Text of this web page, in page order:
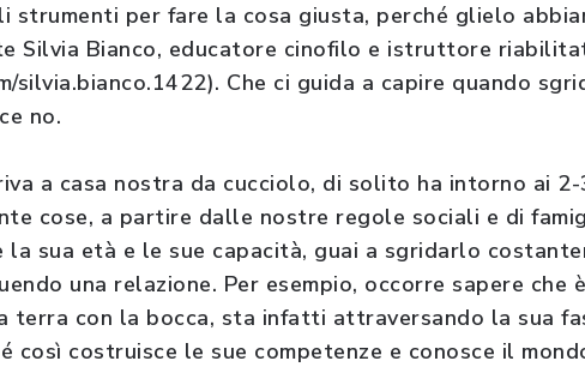
strumenti per fare la cosa giusta, perché glielo
Silvia Bianco, educatore cinofilo e istruttore
silvia.bianco.1422). Che ci guida a capire quando
no.
a casa nostra da cucciolo, di solito ha intorno ai 2-
cose, a partire dalle nostre regole sociali e di
la sua età e le sue capacità, guai a sgridarlo
una relazione. Per esempio, occorre sapere che
terra con la bocca, sta infatti attraversando la sua
così costruisce le sue competenze e conosce il